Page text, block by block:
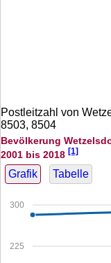
Postleitzahl von
8503, 8504
Bevölkerung
2001 bis 2018 [1]
Grafik Tabelle
225
300